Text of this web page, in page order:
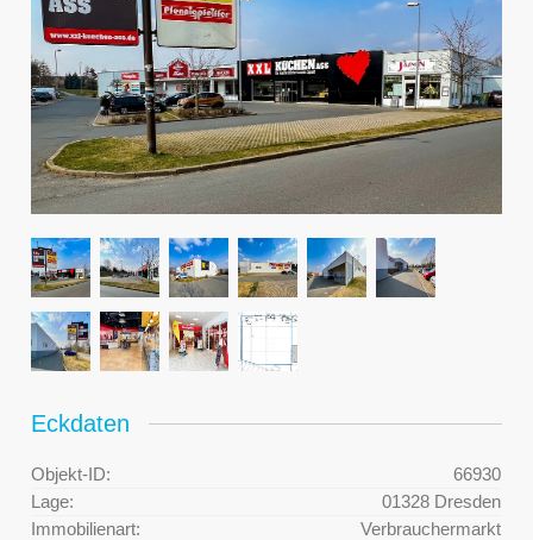
Eckdaten
Objekt-ID:
66930
Lage:
01328 Dresden
Immobilienart:
Verbrauchermarkt